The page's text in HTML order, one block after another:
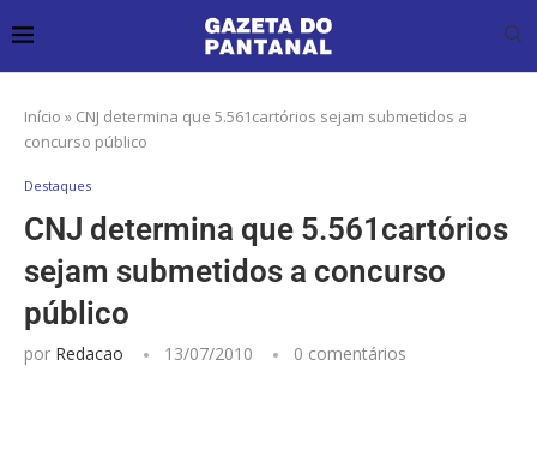
Início » CNJ determina que 5.561cartórios sejam submetidos a
concurso público
Destaques
CNJ determina que 5.561cartórios
sejam submetidos a concurso
público
por Redacao 13/07/2010 0 comentários